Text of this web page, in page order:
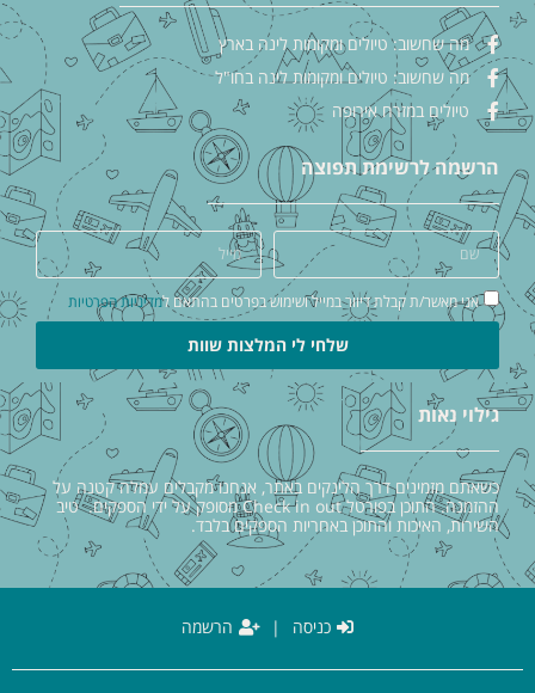
מה שחשוב: טיולים ומקומות לינה בארץ
מה שחשוב: טיולים ומקומות לינה בחו"ל
טיולים במזרח אירופה
הרשמה לרשימת תפוצה
אני מאשר/ת קבלת דיוור במייל ושימוש בפרטים בהתאם למדיניות הפרטיות
שלחי לי המלצות שוות
גילוי נאות
כשאתם מזמינים דרך הלינקים באתר, אנחנו מקבלים עמלה קטנה על
ההזמנה. התוכן בפורטל Check in out מסופק על ידי הספקים. טיב
השירות, האיכות והתוכן באחריות הספקים בלבד.
כניסה | הרשמה